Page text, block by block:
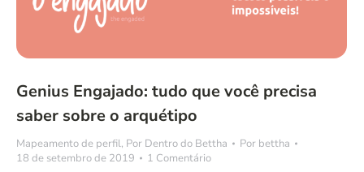
Genius Engajado: tudo que você precisa
saber sobre o arquétipo
Mapeamento de perfil, Por Dentro do Bettha Por bettha
18 de setembro de 2019
1 Comentário